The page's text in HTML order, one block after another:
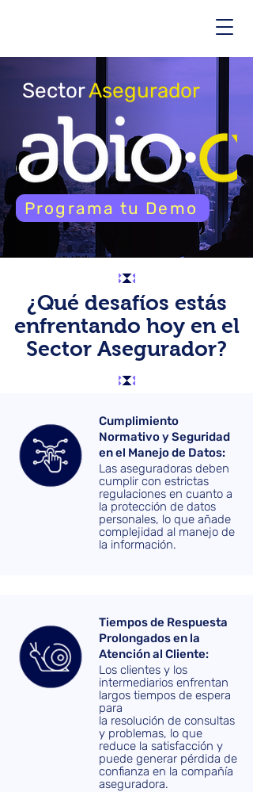
SectorAsegurador
Programa tu Demo
¿Qué desafíos estás
enfrentando hoy en el
Sector Asegurador?
Cumplimiento
Normativo y Seguridad
en el Manejo de Datos:
Las aseguradoras deben
cumplir con estrictas
regulaciones en cuanto a
la protección de datos
personales, lo que añade
complejidad al manejo de
la información.
Tiempos de Respuesta
Prolongados en la
Atención al Cliente:
Los clientes y los
intermediarios enfrentan
largos tiempos de espera
para
la resolución de consultas
y problemas, lo que
reduce la satisfacción y
puede generar pérdida de
confianza en la compañía
aseguradora.